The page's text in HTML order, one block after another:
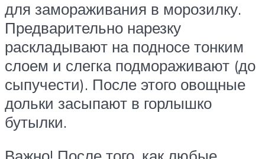
для замораживания в морозилку.
Предварительно нарезку
раскладывают на подносе тонким
слоем и слегка подмораживают (до
сыпучести). После этого овощные
дольки засыпают в горлышко
бутылки.